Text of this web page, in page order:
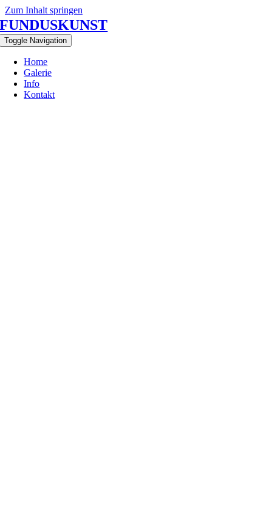
Zum Inhalt springen
FUNDUSKUNST
Toggle Navigation
Home
Galerie
Info
Kontakt